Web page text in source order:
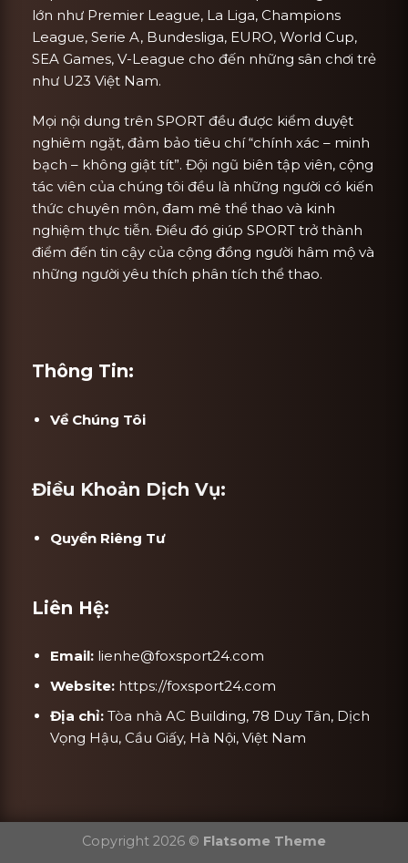
lớn như Premier League, La Liga, Champions
League, Serie A, Bundesliga, EURO, World Cup,
SEA Games, V-League cho đến những sân chơi trẻ
như U23 Việt Nam.
Mọi nội dung trên SPORT đều được kiểm duyệt
nghiêm ngặt, đảm bảo tiêu chí “chính xác – minh
bạch – không giật tít”. Đội ngũ biên tập viên, cộng
tác viên của chúng tôi đều là những người có kiến
thức chuyên môn, đam mê thể thao và kinh
nghiệm thực tiễn. Điều đó giúp SPORT trở thành
điểm đến tin cậy của cộng đồng người hâm mộ và
những người yêu thích phân tích thể thao.
Thông Tin:
Về Chúng Tôi
Điều Khoản Dịch Vụ:
Quyền Riêng Tư
Liên Hệ:
Email: lienhe@foxsport24.com
Website: https://foxsport24.com
Địa chỉ: Tòa nhà AC Building, 78 Duy Tân, Dịch
Vọng Hậu, Cầu Giấy, Hà Nội, Việt Nam
Copyright 2026 © Flatsome Theme